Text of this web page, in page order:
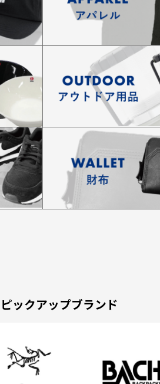
ピックアップブランド